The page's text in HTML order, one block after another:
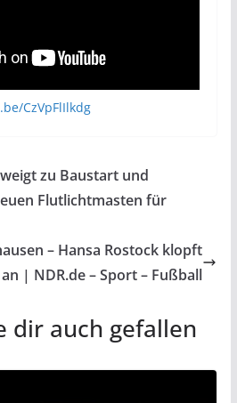
CzVpFlIlkdg
zu Baustart und
Flutlichtmasten für
– Hansa Rostock klopft
| NDR.de – Sport – Fußball
dir auch gefallen